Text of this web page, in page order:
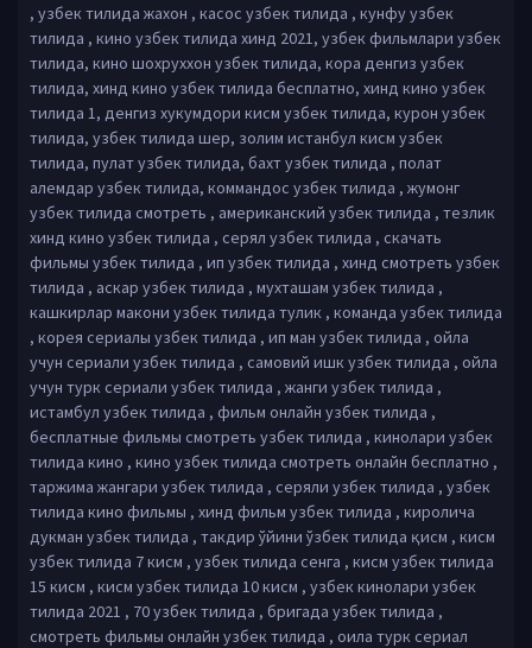
, узбек тилида жахон , касос узбек тилида , кунфу узбек
тилида , кино узбек тилида хинд 2021, узбек фильмлари узбек
тилида, кино шохруххон узбек тилида, кора денгиз узбек
тилида, хинд кино узбек тилида бесплатно, хинд кино узбек
тилида 1, денгиз хукумдори кисм узбек тилида, курон узбек
тилида, узбек тилида шер, золим истанбул кисм узбек
тилида, пулат узбек тилида, бахт узбек тилида , полат
алемдар узбек тилида, коммандос узбек тилида , жумонг
узбек тилида смотреть , американский узбек тилида , тезлик
хинд кино узбек тилида , серял узбек тилида , скачать
фильмы узбек тилида , ип узбек тилида , хинд смотреть узбек
тилида , аскар узбек тилида , мухташам узбек тилида ,
кашкирлар макони узбек тилида тулик , команда узбек тилида
, корея сериалы узбек тилида , ип ман узбек тилида , ойла
учун сериали узбек тилида , самовий ишк узбек тилида , ойла
учун турк сериали узбек тилида , жанги узбек тилида ,
истамбул узбек тилида , фильм онлайн узбек тилида ,
бесплатные фильмы смотреть узбек тилида , кинолари узбек
тилида кино , кино узбек тилида смотреть онлайн бесплатно ,
таржима жангари узбек тилида , серяли узбек тилида , узбек
тилида кино фильмы , хинд фильм узбек тилида , киролича
дукман узбек тилида , такдир ўйини ўзбек тилида қисм , кисм
узбек тилида 7 кисм , узбек тилида сенга , кисм узбек тилида
15 кисм , кисм узбек тилида 10 кисм , узбек кинолари узбек
тилида 2021 , 70 узбек тилида , бригада узбек тилида ,
смотреть фильмы онлайн узбек тилида , оила турк сериал